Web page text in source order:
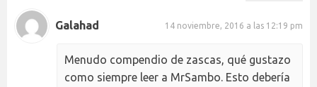
Galahad 14 noviembre, 2016 a las 12:19 pm
Menudo compendio de zascas, qué gustazo
como siempre leer a MrSambo. Esto debería